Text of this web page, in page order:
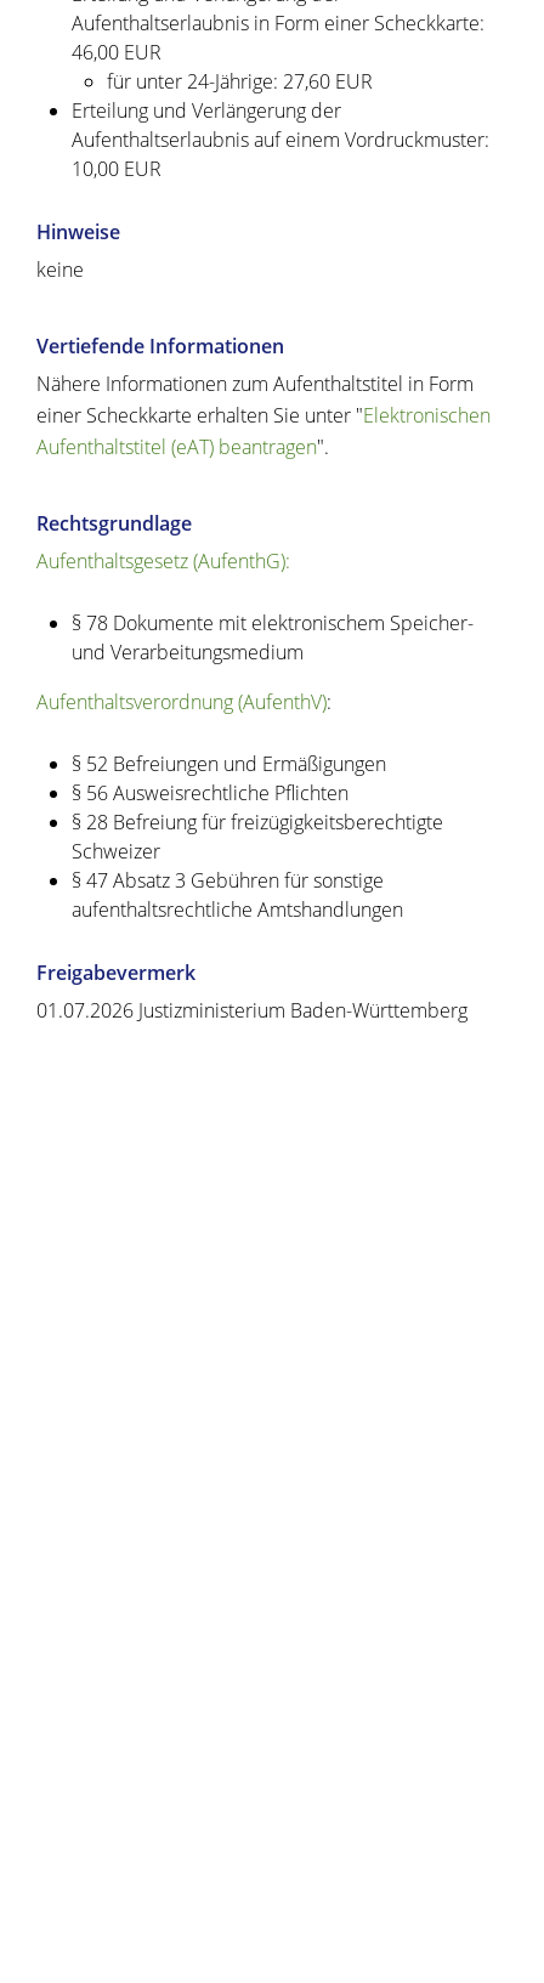
Aufenthaltserlaubnis in Form einer Scheckkarte:
46,00 EUR
für unter 24-Jährige: 27,60 EUR
Erteilung und Verlängerung der
Aufenthaltserlaubnis auf einem Vordruckmuster:
10,00 EUR
Hinweise
keine
Vertiefende Informationen
Nähere Informationen zum Aufenthaltstitel in Form
einer Scheckkarte erhalten Sie unter "Elektronischen
Aufenthaltstitel (eAT) beantragen".
Rechtsgrundlage
Aufenthaltsgesetz (AufenthG):
§ 78 Dokumente mit elektronischem Speicher-
und Verarbeitungsmedium
Aufenthaltsverordnung (AufenthV):
§ 52 Befreiungen und Ermäßigungen
§ 56 Ausweisrechtliche Pflichten
§ 28 Befreiung für freizügigkeitsberechtigte
Schweizer
§ 47 Absatz 3 Gebühren für sonstige
aufenthaltsrechtliche Amtshandlungen
Freigabevermerk
01.07.2026 Justizministerium Baden-Württemberg